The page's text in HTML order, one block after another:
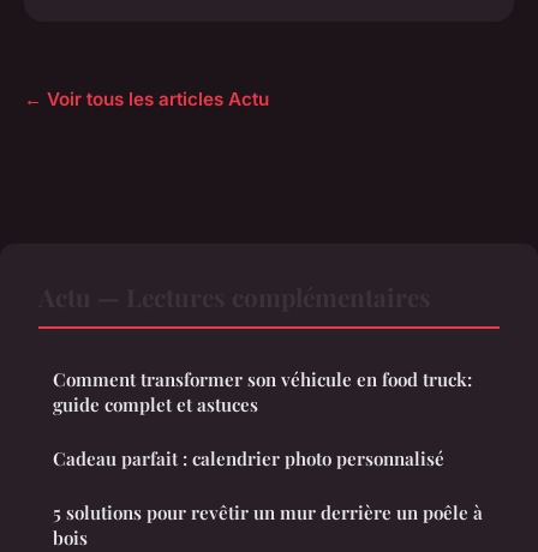
← Voir tous les articles Actu
Comment transformer son véhicule en food truck:
guide complet et astuces
Cadeau parfait : calendrier photo personnalisé
5 solutions pour revêtir un mur derrière un poêle à
bois